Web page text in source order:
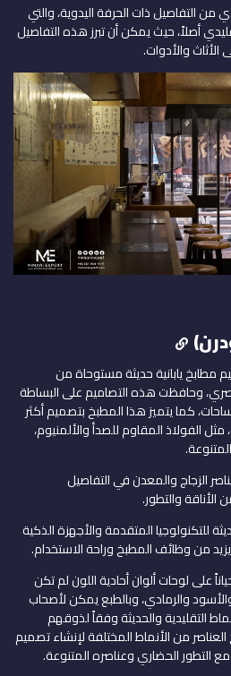
من التفاصيل ذات الحرفة اليدوية، والتي
أصلاً، حيث يمكن أن تبرز هذه التفاصيل
والأدوات.
مطابخ يابانية حديثة مستوحاة من
وحافظت هذه التصاميم على البساطة
كما يتميز هذا المطبخ بتصميم أكثر
الفولاذ المقاوم للصدأ والألمنيوم،
الزجاج والمعدن في التفاصيل
والتطور.
للتكنولوجيا المتقدمة والأجهزة الذكية
من وظائف المطبخ وراحة الاستخدام.
على لوحات ألوان أحادية اللون لم تكن
والرمادي، وبالطبع يمكن لأصحاب
التقليدية والحديثة وفقاً لذوقهم
من الأنماط المختلفة لإنشاء تصميم
التطور الحضاري وعناصره المتنوعة.